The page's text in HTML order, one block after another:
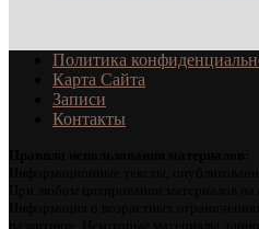
Политика
Карта Сайта
Записи
Контакты